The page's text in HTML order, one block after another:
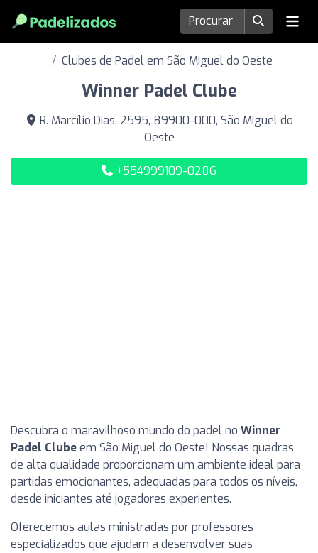
Clubes de Padel em São Miguel do Oeste
Winner Padel Clube
R. Marcílio Dias, 2595, 89900-000, São Miguel do
Oeste
+554999109-0286
Descubra o maravilhoso mundo do padel no Winner
Padel Clubeem São Miguel do Oeste! Nossas quadras
de alta qualidade proporcionam um ambiente ideal para
partidas emocionantes, adequadas para todos os níveis,
desde iniciantes até jogadores experientes.
Oferecemos aulas ministradas por professores
especializados que ajudam a desenvolver suas